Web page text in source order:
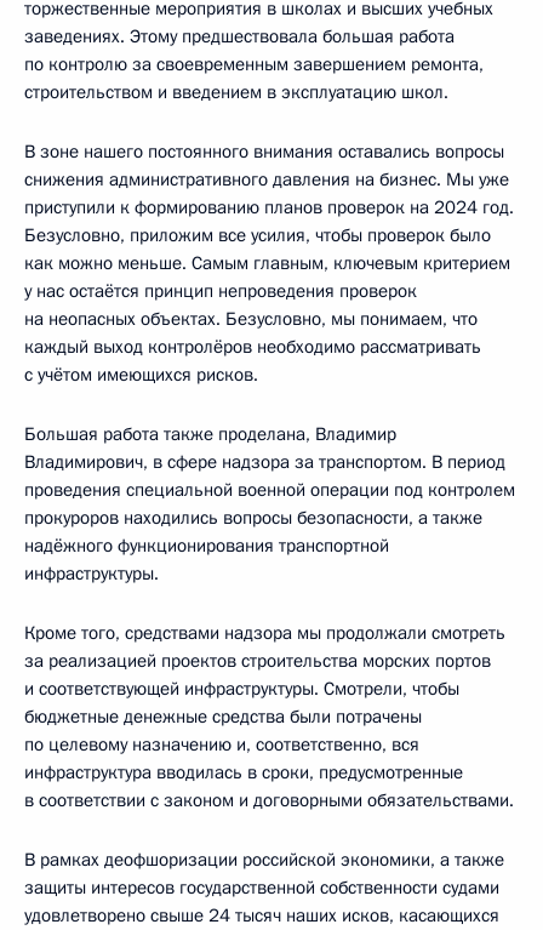
торжественные мероприятия в школах и высших учебных
заведениях. Этому предшествовала большая работа
по контролю за своевременным завершением ремонта,
строительством и введением в эксплуатацию школ.
В зоне нашего постоянного внимания оставались вопросы
снижения административного давления на бизнес. Мы уже
приступили к формированию планов проверок на 2024 год.
Безусловно, приложим все усилия, чтобы проверок было
как можно меньше. Самым главным, ключевым критерием
у нас остаётся принцип непроведения проверок
на неопасных объектах. Безусловно, мы понимаем, что
каждый выход контролёров необходимо рассматривать
с учётом имеющихся рисков.
Большая работа также проделана, Владимир
Владимирович, в сфере надзора за транспортом. В период
проведения специальной военной операции под контролем
прокуроров находились вопросы безопасности, а также
надёжного функционирования транспортной
инфраструктуры.
Кроме того, средствами надзора мы продолжали смотреть
за реализацией проектов строительства морских портов
и соответствующей инфраструктуры. Смотрели, чтобы
бюджетные денежные средства были потрачены
по целевому назначению и, соответственно, вся
инфраструктура вводилась в сроки, предусмотренные
в соответствии с законом и договорными обязательствами.
В рамках деофшоризации российской экономики, а также
защиты интересов государственной собственности судами
удовлетворено свыше 24 тысяч наших исков, касающихся